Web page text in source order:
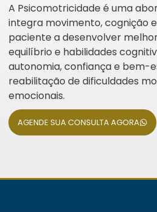
A Psicomotricidade é uma
integra movimento, cognição
paciente a desenvolver
equilíbrio e habilidades
autonomia, confiança e bem-
reabilitação de dificuldades
emocionais.
AGENDE SUA CONSULTA AGORA